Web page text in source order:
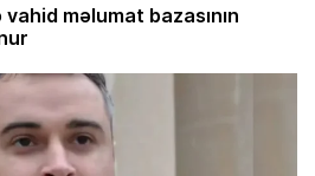
məlumat bazasının